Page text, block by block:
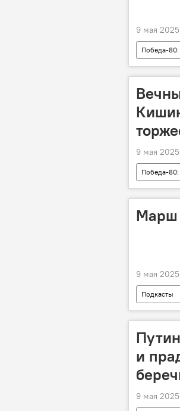
9 мая
Победа-
9 мая
Победа-
Марш
9 мая
Подкасты
и
9 мая